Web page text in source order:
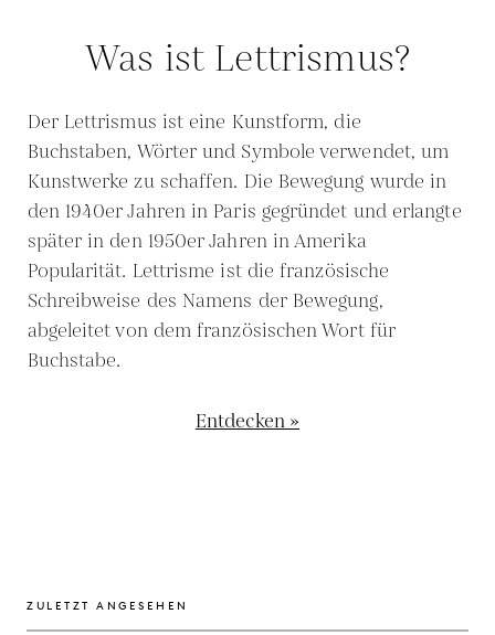
Was ist Lettrismus?
Der Lettrismus ist eine Kunstform, die
Buchstaben, Wörter und Symbole verwendet, um
Kunstwerke zu schaffen. Die Bewegung wurde in
den 1940er Jahren in Paris gegründet und erlangte
später in den 1950er Jahren in Amerika
Popularität. Lettrisme ist die französische
Schreibweise des Namens der Bewegung,
abgeleitet von dem französischen Wort für
Buchstabe.
Entdecken »
ZULETZT ANGESEHEN